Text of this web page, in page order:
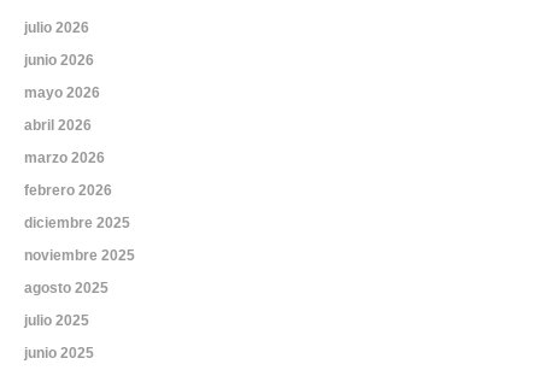
julio 2026
junio 2026
mayo 2026
abril 2026
marzo 2026
febrero 2026
diciembre 2025
noviembre 2025
agosto 2025
julio 2025
junio 2025